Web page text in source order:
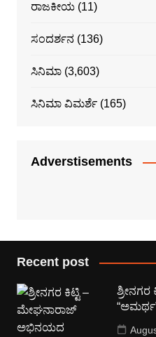
ರಾಜಕೀಯ(11)
ಸಂದರ್ಶನ (136)
ಸಿನಿಮಾ(3,603)
ಸಿನಿಮಾ ವಿಮರ್ಶೆ(165)
Adverstisements
Recent post